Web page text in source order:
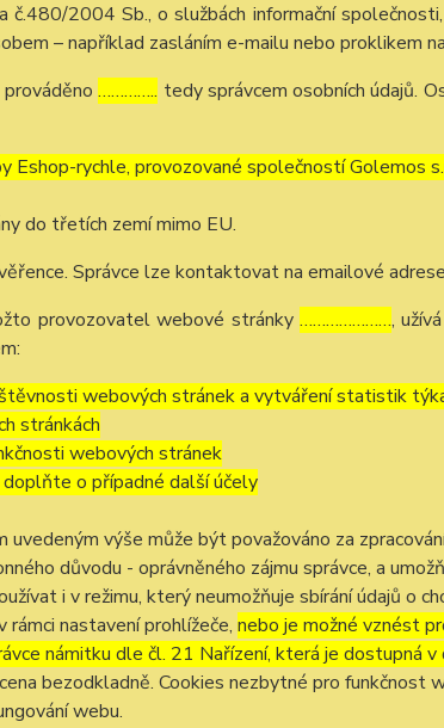
č.480/2004 Sb., o službách informační
– například zasláním e-mailu nebo proklikem
prováděno………….. tedy správcem osobních údajů.
Eshop-rychle, provozované společností Golemos
do třetích zemí mimo EU.
Správce lze kontaktovat na emailové adrese
provozovatel webové stránky …………………,
webových stránek a vytváření statistik
stránkách
webových stránek
o případné další účely
uvedeným výše může být považováno za
důvodu - oprávněného zájmu správce, a
i v režimu, který neumožňuje sbírání údajů o
nastavení prohlížeče, nebo je možné vznést
námitku dle čl. 21 Nařízení, která je dostupná
bezodkladně. Cookies nezbytné pro funkčnost
webu.